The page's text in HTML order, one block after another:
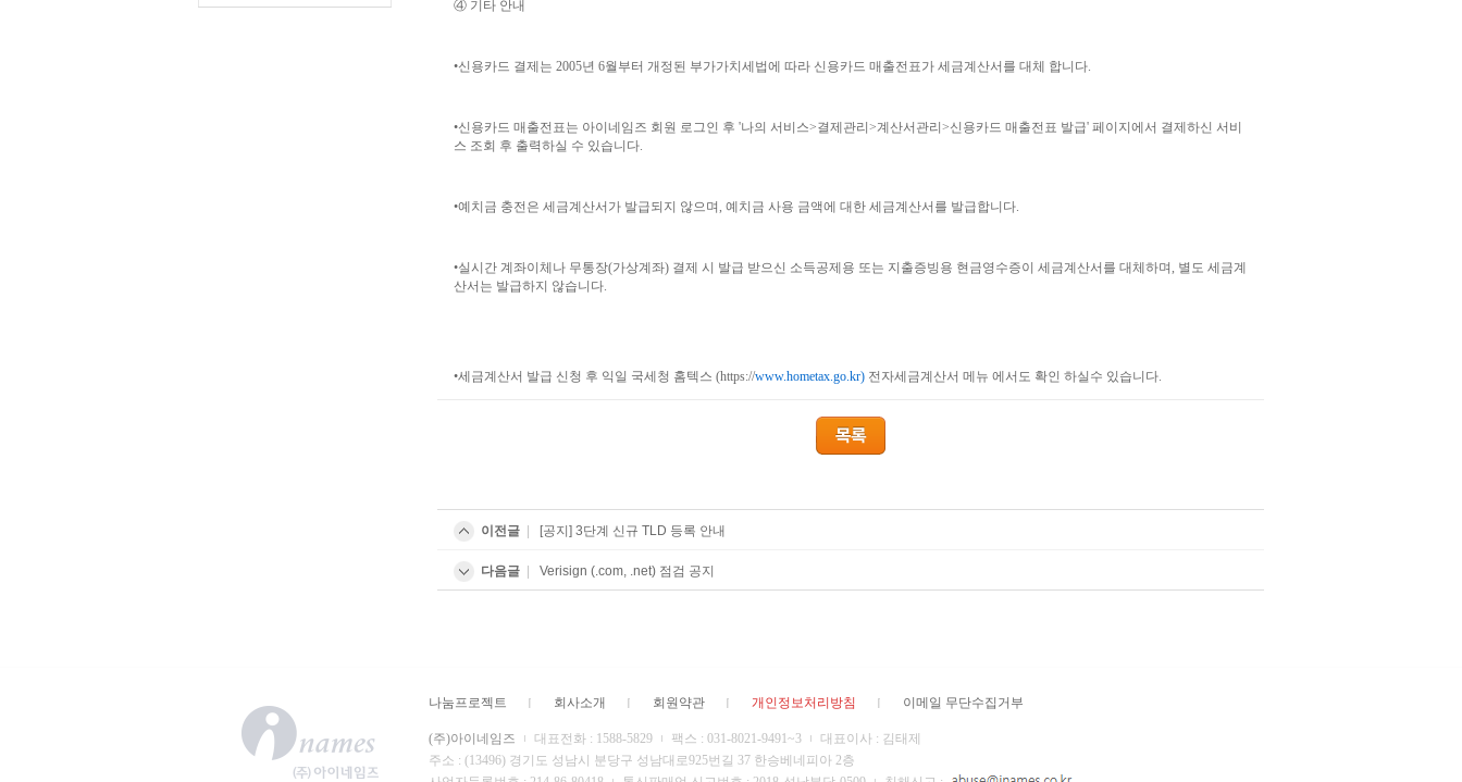
④ 기타 안내
•신용카드 결제는 2005년 6월부터 개정된 부가가치세법에 따라 신용카드 매출전표가 세금계산서를 대체 합니다.
•신용카드 매출전표는 아이네임즈 회원 로그인 후 '나의 서비스>결제관리>계산서관리>신용카드 매출전표 발급' 페이지에서 결제하신 서비
스 조회 후 출력하실 수 있습니다.
•예치금 충전은 세금계산서가 발급되지 않으며, 예치금 사용 금액에 대한 세금계산서를 발급합니다.
•실시간 계좌이체나 무통장(가상계좌) 결제 시 발급 받으신 소득공제용 또는 지출증빙용 현금영수증이 세금계산서를 대체하며, 별도 세금계
산서는 발급하지 않습니다.
•세금계산서 발급 신청 후 익일 국세청 홈텍스 (https://www.hometax.go.kr) 전자세금계산서 메뉴 에서도 확인 하실수 있습니다.​​
이전글 | [공지] 3단계 신규 TLD 등록 안내
다음글 | Verisign (.com, .net) 점검 공지
나눔프로젝트 회사소개 회원약관 개인정보처리방침 이메일 무단수집거부
(주)아이네임즈 대표전화 : 1588-5829 팩스 : 031-8021-9491~3
대표이사 : 김태제
주소 : (13496) 경기도 성남시 분당구 성남대로925번길 37 한승베네피아 2층